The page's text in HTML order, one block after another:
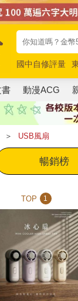
國中自修評量
唯紅花綻放
奧
書 動漫ACG
＞ USB風扇
暢銷榜
TOP 1